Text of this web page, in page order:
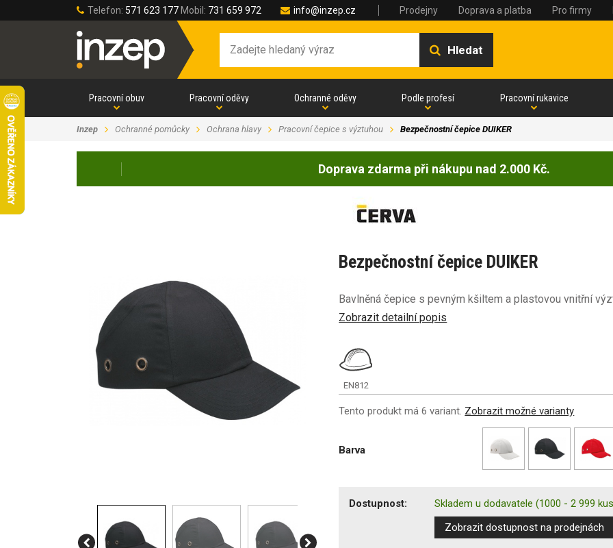
Telefon: 571 623 177 Mobil: 731 659 972 info@inzep.cz Prodejny Doprava a platba Pro firmy
Hledat
Pracovní obuv Pracovní oděvy Ochranné oděvy Podle profesí Pracovní rukavice
Inzep Ochranné pomůcky Ochrana hlavy Pracovní čepice s výztuhou Bezpečnostní čepice DUIKER
Doprava zdarma při nákupu nad 2.000 Kč.
Bezpečnostní čepice DUIKER
Bavlněná čepice s pevným kšiltem a plastovou vnitřní
Zobrazit detailní popis
EN812
Tento produkt má 6 variant. Zobrazit možné varianty
Barva
Dostupnost: Skladem u dodavatele (1000 - 2 999
Zobrazit dostupnost na prodejnách